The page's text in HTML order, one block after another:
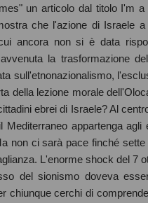
un articolo dal titolo I'm
che l'azione di Israele
ancora non si è data
la trasformazione
sull'etnonazionalismo,
della lezione morale
ebrei di Israele? Al
appartenga
non ci sarà pace finché
L'enorme shock del 7
del sionismo doveva
chiunque cerchi di